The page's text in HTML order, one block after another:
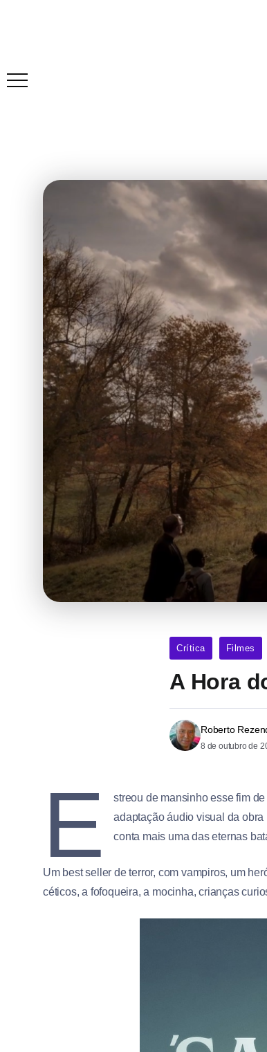
Crítica Filmes
A Hora
Roberto
8 de outubro de
E streou de mansinho esse fim
adaptação áudio visual da obra
conta mais uma das eternas
Um best seller de terror, com vampiros, um
céticos, a fofoqueira, a mocinha, crianças